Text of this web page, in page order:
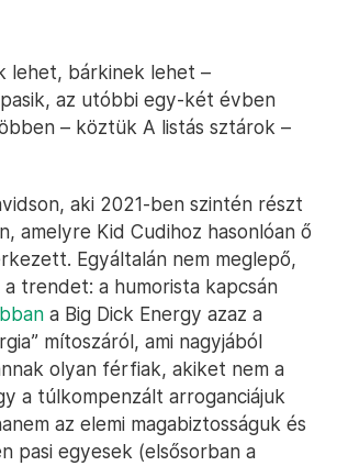
lehet, bárkinek lehet –
az utóbbi egy-két évben
– köztük A listás sztárok –
aki 2021-ben szintén részt
amelyre Kid Cudihoz hasonlóan ő
Egyáltalán nem meglepő,
trendet: a humorista kapcsán
a Big Dick Energy azaz a
mítoszáról, ami nagyjából
olyan férfiak, akiket nem a
a túlkompenzált arroganciájuk
az elemi magabiztosságuk és
pasi egyesek (elsősorban a